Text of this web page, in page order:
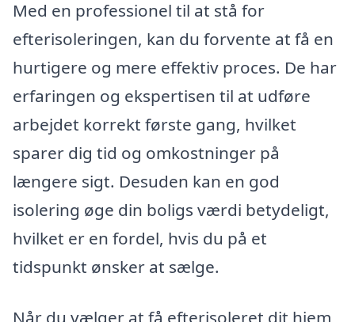
Med en professionel til at stå for
efterisoleringen, kan du forvente at få en
hurtigere og mere effektiv proces. De har
erfaringen og ekspertisen til at udføre
arbejdet korrekt første gang, hvilket
sparer dig tid og omkostninger på
længere sigt. Desuden kan en god
isolering øge din boligs værdi betydeligt,
hvilket er en fordel, hvis du på et
tidspunkt ønsker at sælge.
Når du vælger at få efterisoleret dit hjem,